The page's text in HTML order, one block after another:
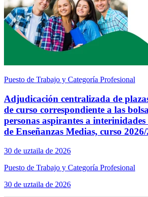
Puesto de Trabajo y Categoría Profesional
Adjudicación centralizada de
de curso correspondiente a las
personas aspirantes a
de Enseñanzas Medias, curso
30 de uztaila de 2026
Puesto de Trabajo y Categoría Profesional
30 de uztaila de 2026